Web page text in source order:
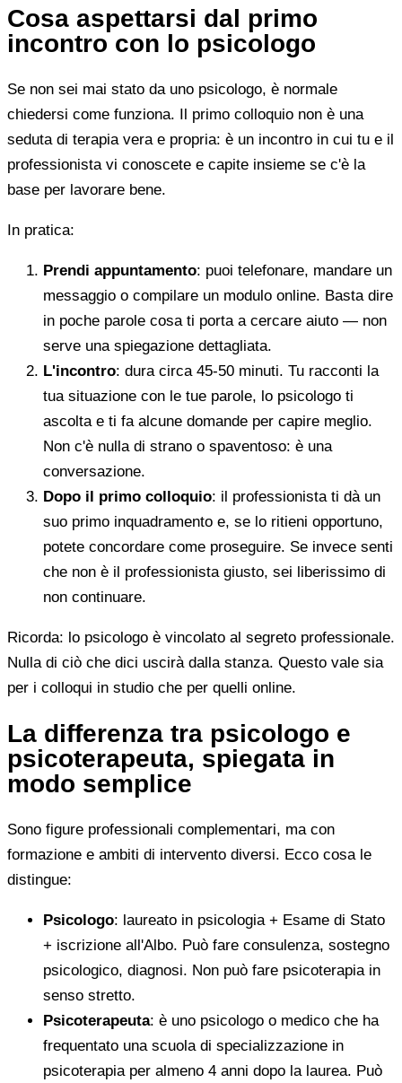
Cosa aspettarsi dal primo
incontro con lo psicologo
Se non sei mai stato da uno psicologo, è normale
chiedersi come funziona. Il primo colloquio non è una
seduta di terapia vera e propria: è un incontro in cui tu e il
professionista vi conoscete e capite insieme se c'è la
base per lavorare bene.
In pratica:
Prendi appuntamento: puoi telefonare, mandare un
messaggio o compilare un modulo online. Basta dire
in poche parole cosa ti porta a cercare aiuto — non
serve una spiegazione dettagliata.
L'incontro: dura circa 45-50 minuti. Tu racconti la
tua situazione con le tue parole, lo psicologo ti
ascolta e ti fa alcune domande per capire meglio.
Non c'è nulla di strano o spaventoso: è una
conversazione.
Dopo il primo colloquio: il professionista ti dà un
suo primo inquadramento e, se lo ritieni opportuno,
potete concordare come proseguire. Se invece senti
che non è il professionista giusto, sei liberissimo di
non continuare.
Ricorda: lo psicologo è vincolato al segreto professionale.
Nulla di ciò che dici uscirà dalla stanza. Questo vale sia
per i colloqui in studio che per quelli online.
La differenza tra psicologo e
psicoterapeuta, spiegata in
modo semplice
Sono figure professionali complementari, ma con
formazione e ambiti di intervento diversi. Ecco cosa le
distingue:
Psicologo: laureato in psicologia + Esame di Stato
+ iscrizione all'Albo. Può fare consulenza, sostegno
psicologico, diagnosi. Non può fare psicoterapia in
senso stretto.
Psicoterapeuta: è uno psicologo o medico che ha
frequentato una scuola di specializzazione in
psicoterapia per almeno 4 anni dopo la laurea. Può